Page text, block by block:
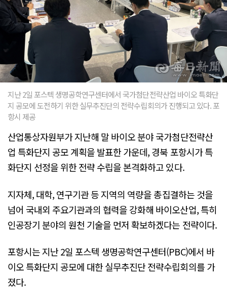
지난 2일 포스텍 생명공학연구센터에서 국가첨단전략산업 바이오 특화단
지 공모에 도전하기 위한 실무추진단의 전략수립회의가 진행되고 있다. 포
항시 제공
산업통상자원부가 지난해 말 바이오 분야 국가첨단전략산
업 특화단지 공모 계획을 발표한 가운데, 경북 포항시가 특
화단지 선정을 위한 전략 수립을 본격화하고 있다.
지자체, 대학, 연구기관 등 지역의 역량을 총집결하는 것을
넘어 국내외 주요기관과의 협력을 강화해 바이오산업, 특히
인공장기 분야의 원천 기술을 먼저 확보하겠다는 전략이다.
포항시는 지난 2일 포스텍 생명공학연구센터(PBC)에서 바
이오 특화단지 공모에 대한 실무추진단 전략수립회의를 가
졌다.